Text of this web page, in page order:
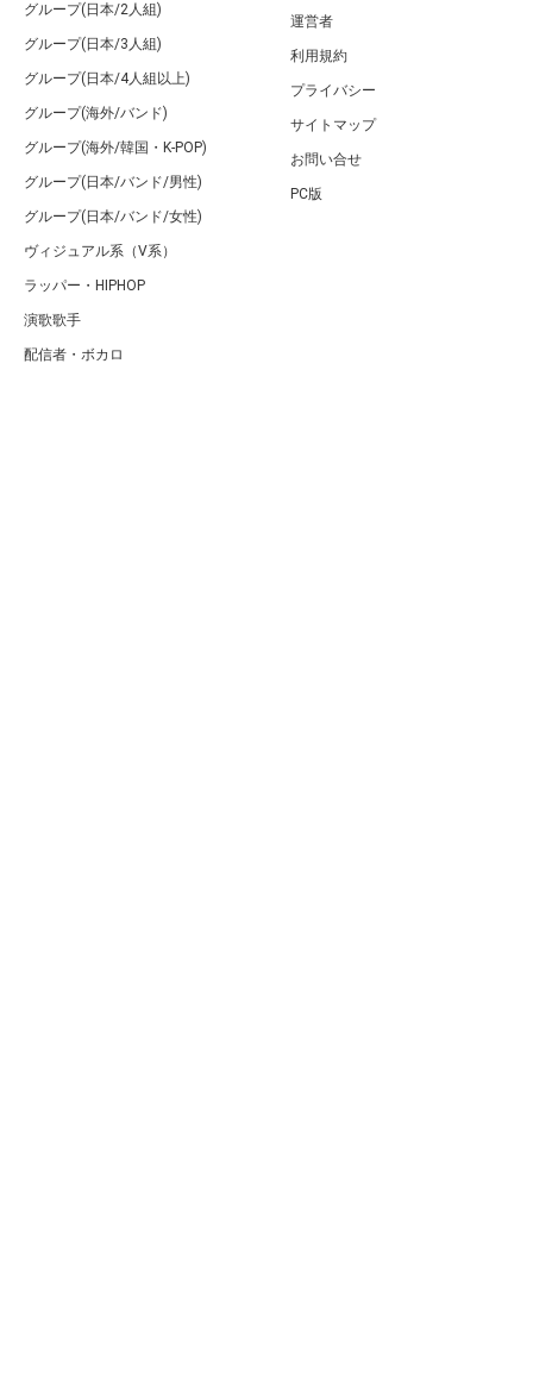
グループ(日本/2人組)
グループ(日本/3人組)
グループ(日本/4人組以上)
グループ(海外/バンド)
グループ(海外/韓国・K-POP)
グループ(日本/バンド/男性)
グループ(日本/バンド/女性)
ヴィジュアル系（V系）
ラッパー・HIPHOP
演歌歌手
配信者・ボカロ
運営者
利用規約
プライバシー
サイトマップ
お問い合せ
PC版